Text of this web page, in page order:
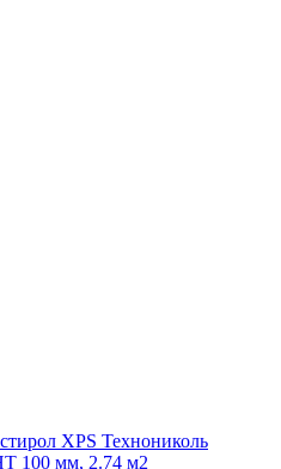
XPS Технониколь
мм, 2.74 м2